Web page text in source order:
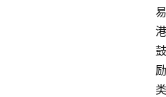
易
港
鼓
励
类